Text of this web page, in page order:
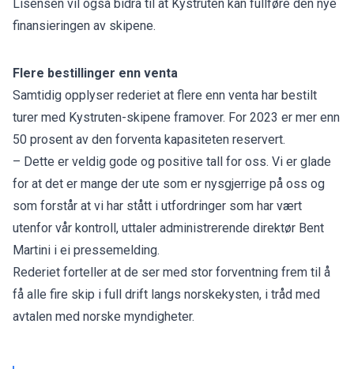
Lisensen vil også bidra til at Kystruten kan fullføre den nye
finansieringen av skipene.
Flere bestillinger enn venta
Samtidig opplyser rederiet at flere enn venta har bestilt
turer med Kystruten-skipene framover. For 2023 er mer enn
50 prosent av den forventa kapasiteten reservert.
– Dette er veldig gode og positive tall for oss. Vi er glade
for at det er mange der ute som er nysgjerrige på oss og
som forstår at vi har stått i utfordringer som har vært
utenfor vår kontroll, uttaler administrerende direktør Bent
Martini i ei pressemelding.
Rederiet forteller at de ser med stor forventning frem til å
få alle fire skip i full drift langs norskekysten, i tråd med
avtalen med norske myndigheter.